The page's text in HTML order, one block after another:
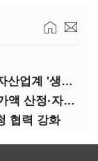
높아진 부채비율 200% 문턱…가상자산업계 '생존 시험대'
내년 코인 과세 강행…관건은 '취득가액 산정·자산 이동'
협력 강화